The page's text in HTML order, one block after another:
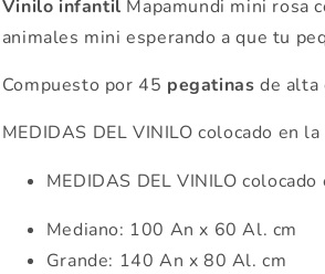
Vinilo infantil Mapamundi mini rosa
animales mini esperando a que tu
Compuesto por 45 pegatinas de alta
MEDIDAS DEL VINILO colocado en la
MEDIDAS DEL VINILO colocado
Mediano: 100 An x 60 Al. cm
Grande: 140 An x 80 Al. cm